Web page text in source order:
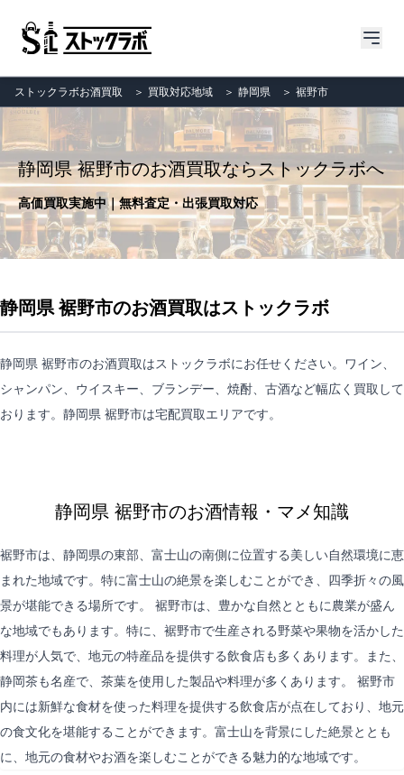
ストックラボお酒買取 ＞ 買取対応地域 ＞ 静岡県 ＞ 裾野市
静岡県 裾野市のお酒買取ならストックラボへ
高価買取実施中｜無料査定・出張買取対応
静岡県 裾野市のお酒買取はストックラボ
静岡県 裾野市のお酒買取はストックラボにお任せください。ワイン、
シャンパン、ウイスキー、ブランデー、焼酎、古酒など幅広く買取して
おります。静岡県 裾野市は宅配買取エリアです。
静岡県 裾野市のお酒情報・マメ知識
裾野市は、静岡県の東部、富士山の南側に位置する美しい自然環境に恵
まれた地域です。特に富士山の絶景を楽しむことができ、四季折々の風
景が堪能できる場所です。 裾野市は、豊かな自然とともに農業が盛ん
な地域でもあります。特に、裾野市で生産される野菜や果物を活かした
料理が人気で、地元の特産品を提供する飲食店も多くあります。また、
静岡茶も名産で、茶葉を使用した製品や料理が多くあります。 裾野市
内には新鮮な食材を使った料理を提供する飲食店が点在しており、地元
の食文化を堪能することができます。富士山を背景にした絶景ととも
に、地元の食材やお酒を楽しむことができる魅力的な地域です。